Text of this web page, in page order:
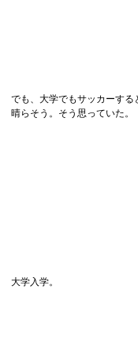
でも、大学でもサッカーす
晴らそう。そう思っていた。
大学入学。